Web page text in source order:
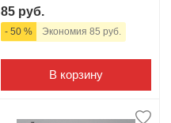
85 руб.
- 50 % Экономия 85 руб.
В корзину